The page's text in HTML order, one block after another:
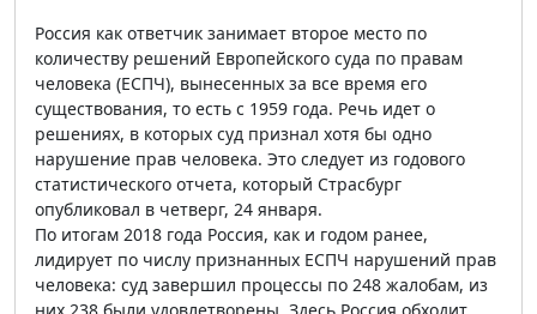
Россия как ответчик занимает второе место по
количеству решений Европейского суда по правам
человека (ЕСПЧ), вынесенных за все время его
существования, то есть с 1959 года. Речь идет о
решениях, в которых суд признал хотя бы одно
нарушение прав человека. Это следует из годового
статистического отчета, который Страсбург
опубликовал в четверг, 24 января.
По итогам 2018 года Россия, как и годом ранее,
лидирует по числу признанных ЕСПЧ нарушений прав
человека: суд завершил процессы по 248 жалобам, из